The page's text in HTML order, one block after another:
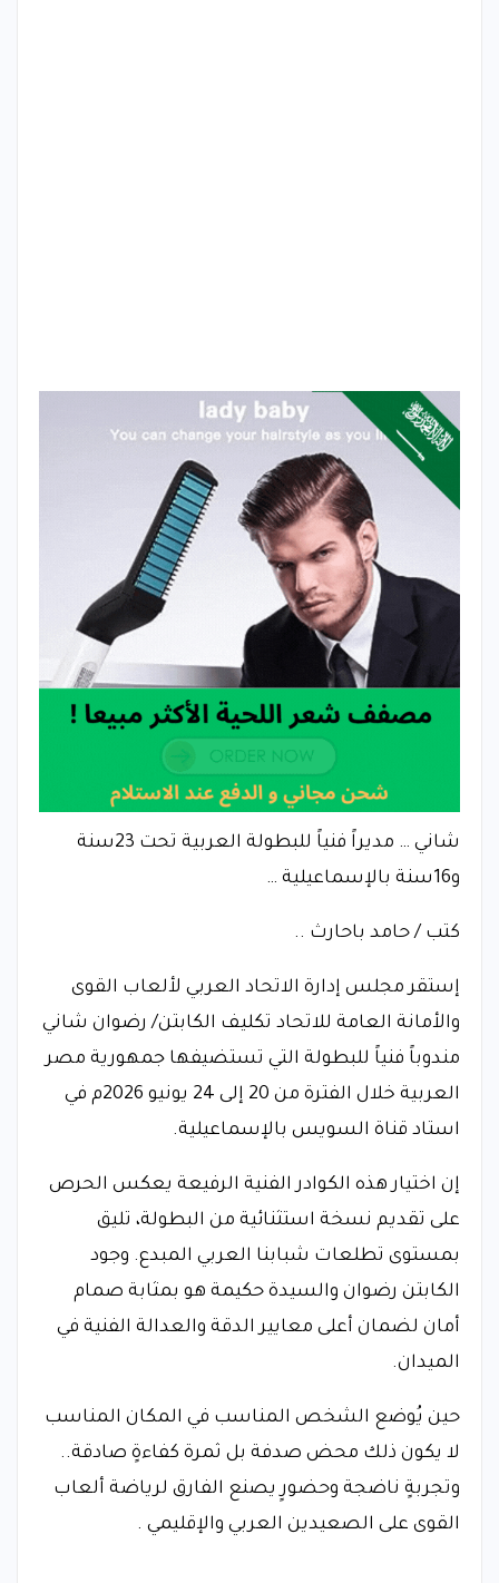
شاني … مديراً فنياً للبطولة العربية تحت 23سنة
و16سنة بالإسماعيلية …
كتب / حامد باحارث ..
إستقر مجلس إدارة الاتحاد العربي لألعاب القوى
والأمانة العامة للاتحاد تكليف الكابتن/ رضوان شاني
مندوباً فنياً للبطولة التي تستضيفها جمهورية مصر
العربية خلال الفترة من 20 إلى 24 يونيو 2026م في
استاد قناة السويس بالإسماعيلية.
​إن اختيار هذه الكوادر الفنية الرفيعة يعكس الحرص
على تقديم نسخة استثنائية من البطولة، تليق
بمستوى تطلعات شبابنا العربي المبدع. وجود
الكابتن رضوان والسيدة حكيمة هو بمثابة صمام
أمان لضمان أعلى معايير الدقة والعدالة الفنية في
الميدان.
حين يُوضع الشخص المناسب في المكان المناسب
لا يكون ذلك محض صدفة بل ثمرة كفاءةٍ صادقة..
وتجربةٍ ناضجة وحضورٍ يصنع الفارق لرياضة ألعاب
القوى على الصعيدين العربي والإقليمي .